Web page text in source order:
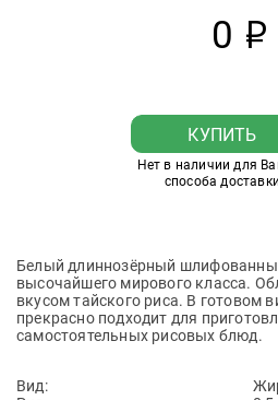
0 р
КУПИТЬ
Нет в наличии для
способа доставки
Белый длиннозёрный
высочайшего мирового класса.
вкусом тайского риса. В готовом
прекрасно подходит для
самостоятельных рисовых блюд.
Вид: